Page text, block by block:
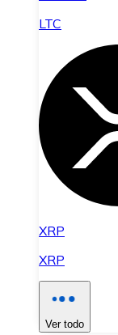
LTC
XRP
XRP
Ver todo